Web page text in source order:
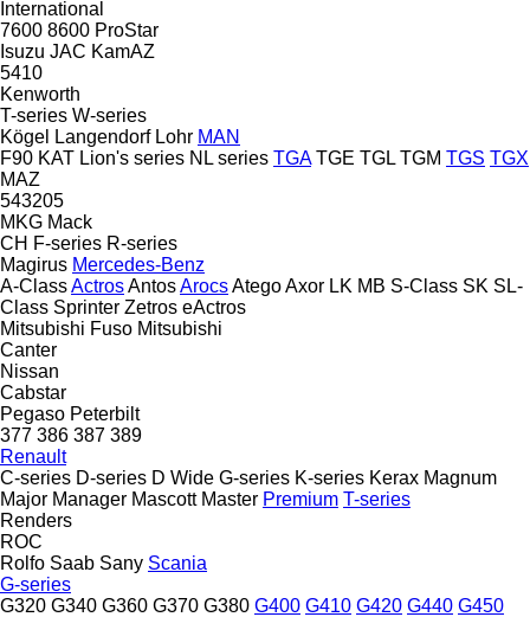
International
7600 8600 ProStar
Isuzu JAC KamAZ
5410
Kenworth
T-series W-series
Kögel
Langendorf Lohr MAN
F90 KAT Lion's series NL series TGA TGE TGL TGM TGS TGX
MAZ
543205
MKG Mack
CH F-series R-series
Magirus Mercedes-Benz
A-ClassActrosAntosArocsAtegoAxor LK MB S-Class SK SL-
Class Sprinter Zetros eActros
Mitsubishi Fuso Mitsubishi
Canter
Nissan
Cabstar
Pegaso Peterbilt
377 386 387 389
Renault
C-series D-series D Wide G-series K-series Kerax Magnum
Major Manager Mascott Master Premium T-series
Renders
ROC
Rolfo Saab Sany Scania
G-series
G320 G340 G360 G370 G380 G400 G410 G420 G440 G450